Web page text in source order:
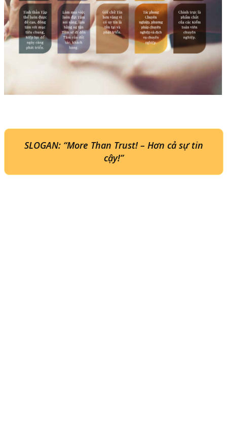
SLOGAN: “More Than Trust! – Hơn cả sự tin
cậy!”